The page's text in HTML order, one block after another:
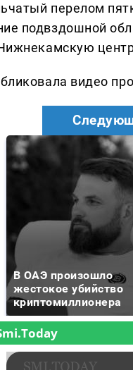
перелом
подвздошной
видео
В ОАЭ произошло
жестокое убийство
криптомиллионера